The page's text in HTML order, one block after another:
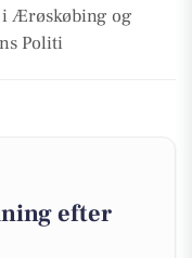
i Ærøskøbing og
Politi
efter